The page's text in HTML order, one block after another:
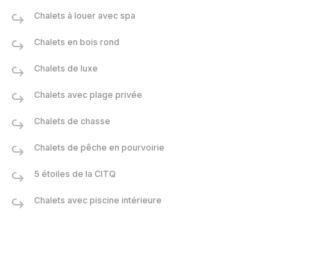
Chalets à louer avec spa
Chalets en bois rond
Chalets de luxe
Chalets avec plage privée
Chalets de chasse
Chalets de pêche en pourvoirie
5 étoiles de la CITQ
Chalets avec piscine intérieure